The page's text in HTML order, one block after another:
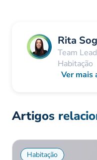
Rita
Team
Habitação
Ver mais
Artigos
Habitação